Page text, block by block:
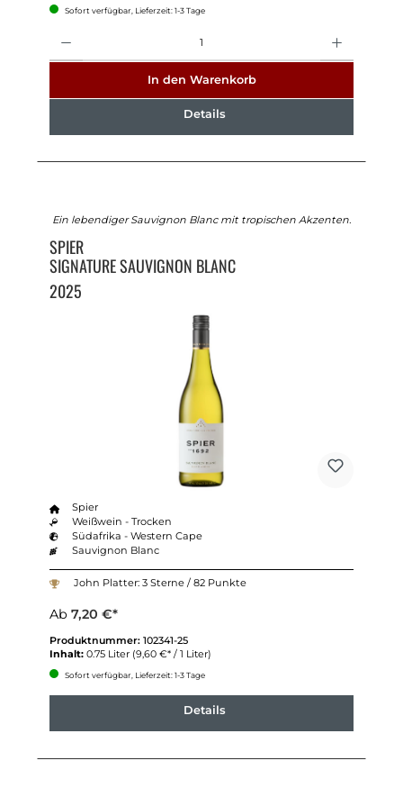
Sofort verfügbar, Lieferzeit: 1-3 Tage
In den Warenkorb
Details
Ein lebendiger Sauvignon Blanc mit tropischen Akzenten.
SPIER
SIGNATURE SAUVIGNON BLANC
2025
Spier
Weißwein - Trocken
Südafrika - Western Cape
Sauvignon Blanc
John Platter: 3 Sterne / 82 Punkte
Ab 7,20 €*
Produktnummer: 102341-25
Inhalt: 0.75 Liter (9,60 €* / 1 Liter)
Sofort verfügbar, Lieferzeit: 1-3 Tage
Details